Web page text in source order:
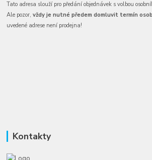
Tato adresa slouží pro předání objednávek s volbou
Ale pozor,vždy je nutné předem domluvit termín
uvedené adrese není prodejna!
Kontakty